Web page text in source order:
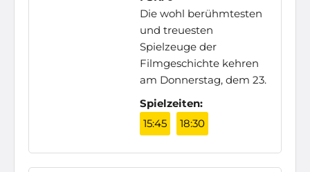
Die wohl berühmtesten
und treuesten
Spielzeuge der
Filmgeschichte kehren
am Donnerstag, dem 23.
Spielzeiten:
15:45
18:30